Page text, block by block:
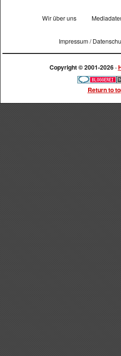
Wir über uns
Impressum /
Copyright © 2001-2026 ·
Return to